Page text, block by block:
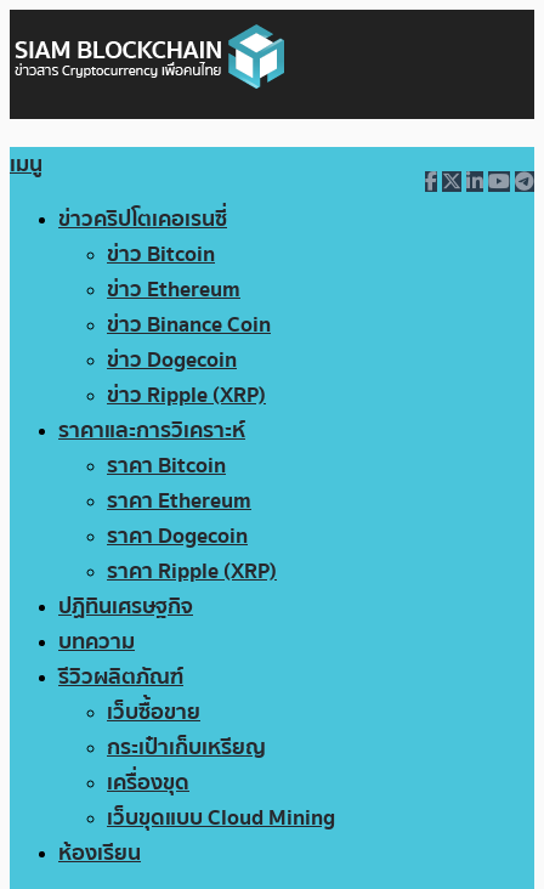
เมนู
ข่าวคริปโตเคอเรนซี่
ข่าว Bitcoin
ข่าว Ethereum
ข่าว Binance Coin
ข่าว Dogecoin
ข่าว Ripple (XRP)
ราคาและการวิเคราะห์
ราคา Bitcoin
ราคา Ethereum
ราคา Dogecoin
ราคา Ripple (XRP)
ปฏิทินเศรษฐกิจ
บทความ
รีวิวผลิตภัณฑ์
เว็บซื้อขาย
กระเป๋าเก็บเหรียญ
เครื่องขุด
เว็บขุดแบบ Cloud Mining
ห้องเรียน